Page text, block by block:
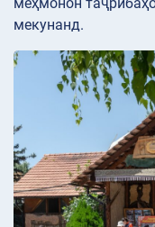
мекунанд.